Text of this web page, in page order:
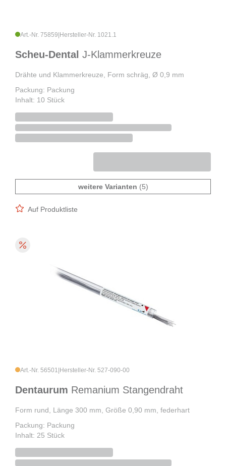
Art.-Nr. 75859 Hersteller-Nr. 1021.1
Scheu-Dental J-Klammerkreuze
Drähte und Klammerkreuze, Form schräg, Ø 0,9 mm
Packung: Packung
Inhalt: 10 Stück
weitere Varianten (5)
Auf Produktliste
Art.-Nr. 56501 Hersteller-Nr. 527-090-00
Dentaurum Remanium Stangendraht
Form rund, Länge 300 mm, Größe 0,90 mm, federhart
Packung: Packung
Inhalt: 25 Stück